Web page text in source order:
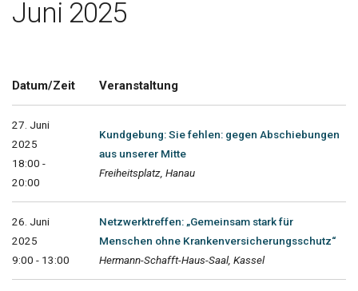
Juni 2025
Datum/Zeit Veranstaltung
27. Juni
2025
18:00 -
20:00
Kundgebung: Sie fehlen: gegen Abschiebungen
aus unserer Mitte
Freiheitsplatz, Hanau
26. Juni
2025
9:00 - 13:00
Netzwerktreffen: „Gemeinsam stark für
Menschen ohne Krankenversicherungsschutz“
Hermann-Schafft-Haus-Saal, Kassel